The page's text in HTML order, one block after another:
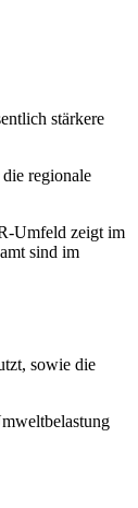
stärkere
regionale
Umfeld zeigt im
sind im
sowie die